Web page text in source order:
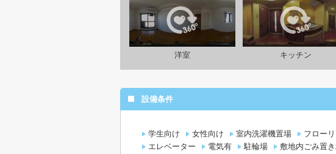
洋室 キッチン
設備条件
学生向け 女性向け 室内洗濯機置場 フロー
エレベーター
電気有 駐輪場 敷地内ごみ置